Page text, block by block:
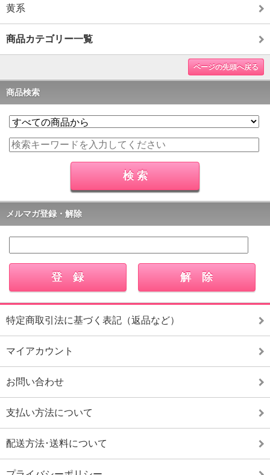
黄系
商品カテゴリー一覧
ページの先頭へ戻る
商品検索
メルマガ登録・解除
特定商取引法に基づく表記（返品など）
マイアカウント
お問い合わせ
支払い方法について
配送方法･送料について